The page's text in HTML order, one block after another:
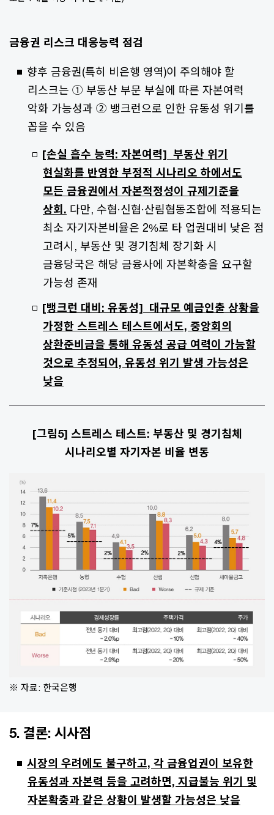
금융권 리스크 대응능력 점검
향후 금융권(특히 비은행 영역)이 주의해야 할
리스크는 ① 부동산 부문 부실에 따른 자본여력
악화 가능성과 ② 뱅크런으로 인한 유동성 위기를
꼽을 수 있음
[손실 흡수 능력: 자본여력] 부동산 위기
현실화를 반영한 부정적 시나리오 하에서도
모든 금융권에서 자본적정성이 규제기준을
상회. 다만, 수협·신협·산림협동조합에 적용되는
최소 자기자본비율은 2%로 타 업권대비 낮은 점
고려시, 부동산 및 경기침체 장기화 시
금융당국은 해당 금융사에 자본확충을 요구할
가능성 존재
[뱅크런 대비: 유동성] 대규모 예금인출 상황을
가정한 스트레스 테스트에서도, 중앙회의
상환준비금을 통해 유동성 공급 여력이 가능할
것으로 추정되어, 유동성 위기 발생 가능성은
낮음
[그림5] 스트레스 테스트: 부동산 및 경기침체
시나리오별 자기자본 비율 변동
※ 자료: 한국은행
5. 결론: 시사점
시장의 우려에도 불구하고, 각 금융업권이 보유한
유동성과 자본력 등을 고려하면, 지급불능 위기 및
자본확충과 같은 상황이 발생할 가능성은 낮음